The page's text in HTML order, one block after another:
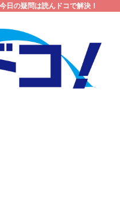
日の疑問は読んドコで解決！